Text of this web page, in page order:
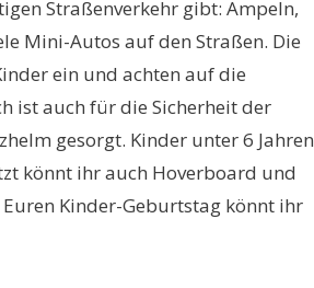
Straßenverkehr gibt: Ampeln,
Mini-Autos auf den Straßen. Die
ein und achten auf die
ist auch für die Sicherheit der
gesorgt. Kinder unter 6 Jahren
könnt ihr auch Hoverboard und
Kinder-Geburtstag könnt ihr